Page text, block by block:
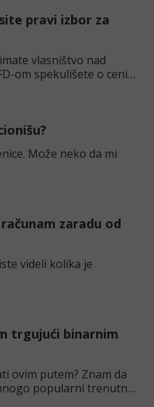
pravi izbor za
vlasništvo nad
om spekulišete o ceni
Može neko da mi
zaradu od
videli kolika je
trgujući binarnim
ovim putem? Znam da
popularni trenutno,